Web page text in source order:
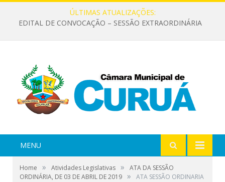
ÚLTIMAS ATUALIZAÇÕES:
EDITAL DE CONVOCAÇÃO – SESSÃO EXTRAORDINÁRIA
MENU
Home » Atividades Legislativas »
ATA DA SESSÃO
ORDINÁRIA, DE 03 DE ABRIL DE 2019 »
ATA SESSÃO ORDINARIA